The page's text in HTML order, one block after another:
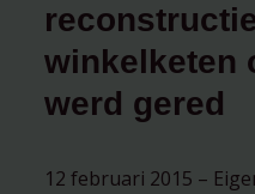
bijwinkelketen
werd gered
​12 februari 2015 –